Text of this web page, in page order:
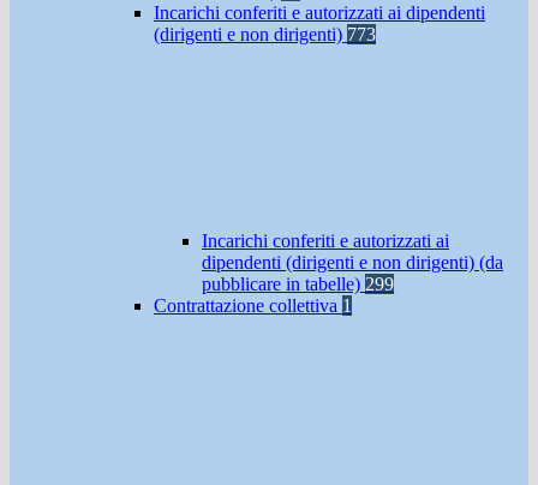
Incarichi conferiti e autorizzati ai dipendenti
(dirigenti e non dirigenti) 773
Incarichi conferiti e autorizzati ai
dipendenti (dirigenti e non dirigenti) (da
pubblicare in tabelle) 299
Contrattazione collettiva 1